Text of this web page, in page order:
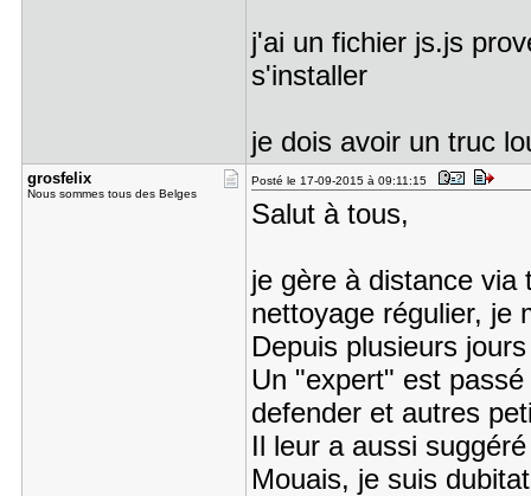
j'ai un fichier js.js
s'installer
je dois avoir un truc
grosfelix
Nous sommes tous des Belges
Posté le 17-09-2015 à 09:11:15
Salut à tous,
je gère à distance via
nettoyage régulier, je
Depuis plusieurs
Un "expert" est
defender et autres
Il leur a aussi
Mouais, je suis